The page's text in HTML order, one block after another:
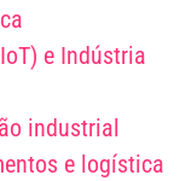
e Indústria
industrial
e logística